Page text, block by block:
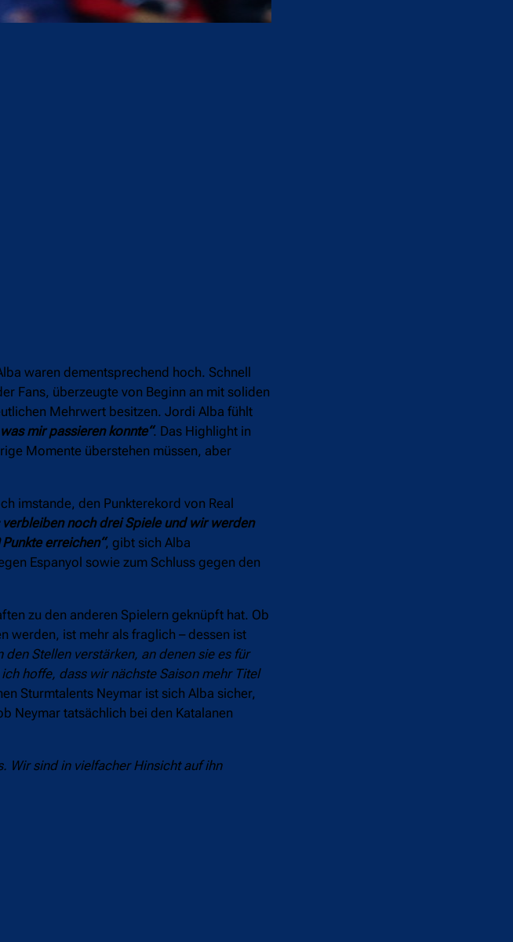
waren dementsprechend hoch. Schnell
Fans, überzeugte von Beginn an mit soliden
Mehrwert besitzen. Jordi Alba fühlt
mir passieren konnte“. Das Highlight in
Momente überstehen müssen, aber
imstande, den Punkterekord von Real
verbleiben noch drei Spiele und wir werden
erreichen“, gibt sich Alba
Espanyol sowie zum Schluss gegen den
zu den anderen Spielern geknüpft hat. Ob
werden, ist mehr als fraglich – dessen ist
Stellen verstärken, an denen sie es für
hoffe, dass wir nächste Saison mehr Titel
Sturmtalents Neymar ist sich Alba sicher,
Neymar tatsächlich bei den Katalanen
Wir sind in vielfacher Hinsicht auf ihn